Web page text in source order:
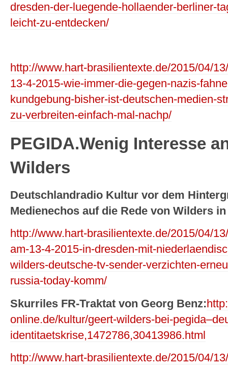
dresden-der-luegende-hollaender-berliner-
leicht-zu-entdecken/
http://www.hart-brasilientexte.de/2015/04/
13-4-2015-wie-immer-die-gegen-nazis-
kundgebung-bisher-ist-deutschen-medien-
zu-verbreiten-einfach-mal-nachp/
PEGIDA.Wenig Interesse
Wilders
Deutschlandradio Kultur vor dem
Medienechos auf die Rede von Wilders
http://www.hart-brasilientexte.de/2015/04/
am-13-4-2015-in-dresden-mit-
wilders-deutsche-tv-sender-verzichten-
russia-today-komm/
Skurriles FR-Traktat von Georg Benz:
online.de/kultur/geert-wilders-bei-
identitaetskrise,1472786,30413986.html
http://www.hart-brasilientexte.de/2015/04/